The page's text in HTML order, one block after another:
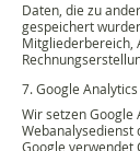
Daten, die zu
gespeichert
Mitgliederbereich,
7. Google Analytics
Wir setzen Google
Webanalysedienst
Google verwendet